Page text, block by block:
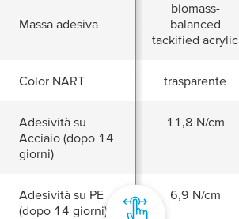
Massa adesiva
biomass-
balanced
tackified acrylic
Color NART trasparente
Adesività su
Acciaio (dopo 14
giorni)
11,8 N/cm
Adesività su PE
(dopo 14 giorni)
6,9 N/cm